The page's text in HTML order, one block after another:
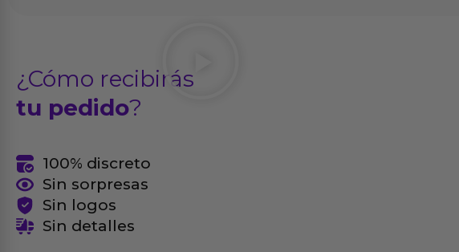
¿Cómo recibirás
tu pedido?
100% discreto
Sin sorpresas
Sin logos
Sin detalles